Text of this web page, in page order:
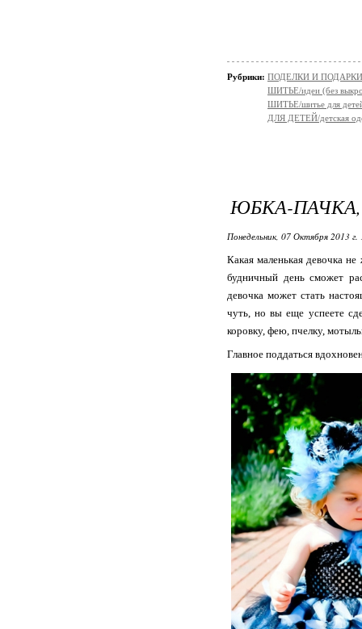
Рубрики: ПОДЕЛКИ И ПОДАРКИ
ШИТЬЕ/идеи (без
ШИТЬЕ/шитье для
ДЛЯ ДЕТЕЙ/детская
ЮБКА-ПАЧКА,
Понедельник, 07 Октября 2013 г.
Какая маленькая девочка
будничный день сможет
девочка может стать
чуть, но вы еще успеете
коровку, фею, пчелку,
Главное поддаться